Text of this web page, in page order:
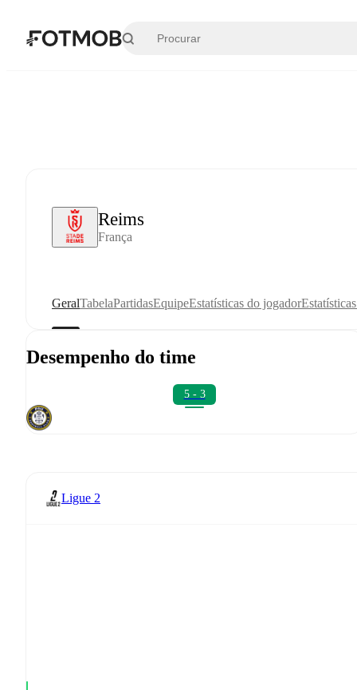
Reims
França
GeralTabelaPartidasEquipeEstatísticas do jogador
Desempenho do time
5 - 3
Ligue 2